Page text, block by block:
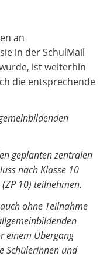
an
in der SchulMail
ist weiterhin
die entsprechende
geplanten zentralen
nach Klasse 10
10) teilnehmen.
ohne Teilnahme
einem Übergang
Schülerinnen und